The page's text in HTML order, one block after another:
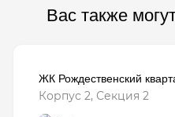
Вас также
ЖК Рождественский
Корпус 2, Секция 2